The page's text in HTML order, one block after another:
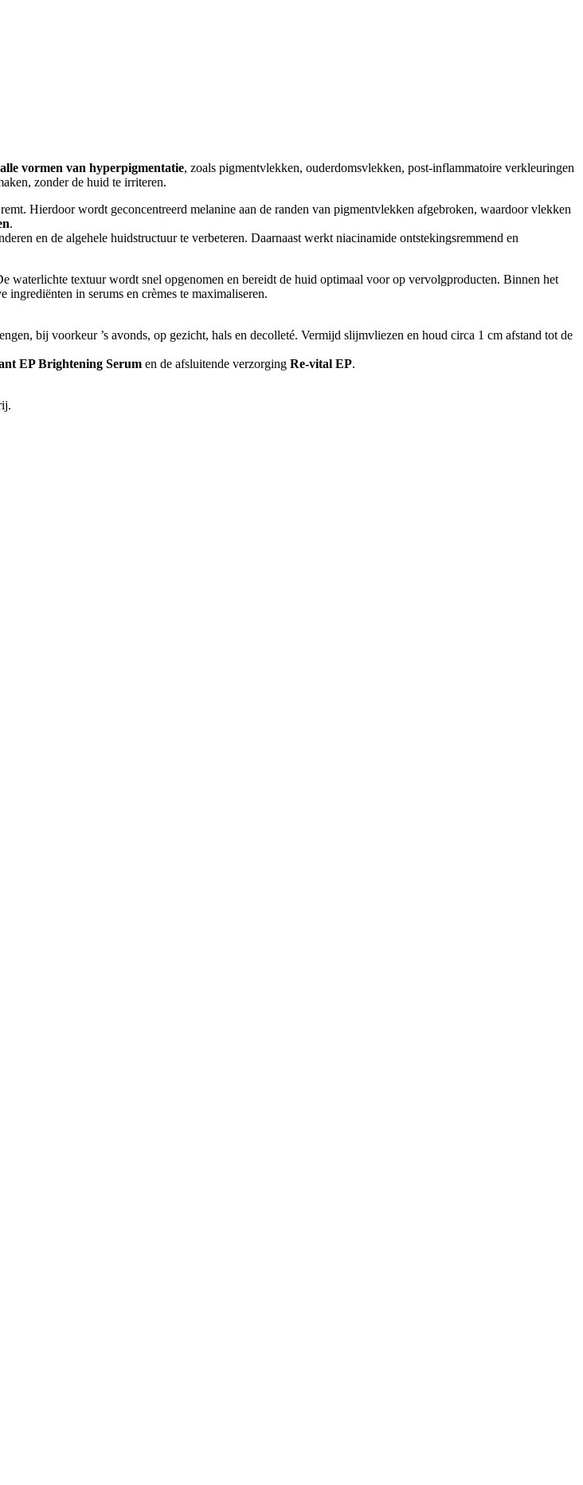
alle vormen van hyperpigmentatie, zoals pigmentvlekken, ouderdomsvlekken, post-inflammatoire verkleuringen
zonder de huid te irriteren.
Hierdoor wordt geconcentreerd melanine aan de randen van pigmentvlekken afgebroken, waardoor vlekken
.
en de algehele huidstructuur te verbeteren. Daarnaast werkt niacinamide ontstekingsremmend en
waterlichte textuur wordt snel opgenomen en bereidt de huid optimaal voor op vervolgproducten. Binnen het
ingrediënten in serums en crèmes te maximaliseren.
bij voorkeur ’s avonds, op gezicht, hals en decolleté. Vermijd slijmvliezen en houd circa 1 cm afstand tot de
EP Brightening Serum en de afsluitende verzorging Re-vital EP.